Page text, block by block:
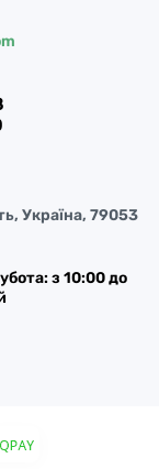
Україна, 79053
з 10:00 до